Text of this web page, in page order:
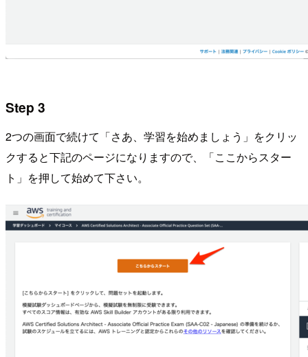
Step 3
2つの画面で続けて「さあ、学習を始めましょう」をクリッ
クすると下記のページになりますので、「ここからスター
ト」を押して始めて下さい。